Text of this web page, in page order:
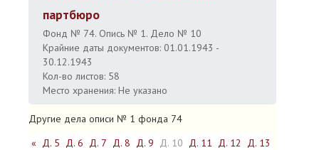
партбюро
Фонд № 74. Опись № 1. Дело № 10
Крайние даты документов: 01.01.1943 -
30.12.1943
Кол-во листов: 58
Место хранения: Не указано
Другие дела описи № 1 фонда 74
« Д. 5 Д. 6 Д. 7 Д. 8 Д. 9 Д. 10 Д. 11 Д. 12
Д. 13